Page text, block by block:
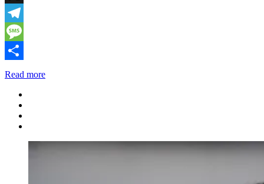
X
Telegram
Message
Share
Read more